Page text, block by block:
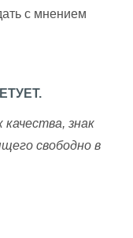
с мнением
знак
свободно в